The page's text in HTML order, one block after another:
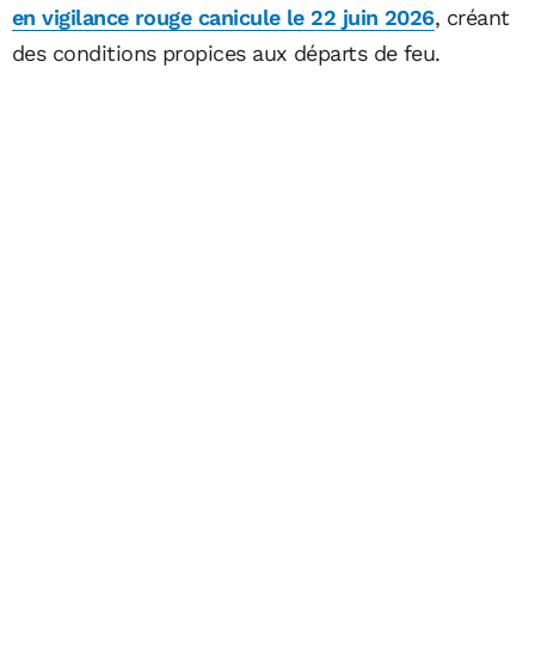
en vigilance rouge canicule le 22 juin 2026, créant
des conditions propices aux départs de feu.